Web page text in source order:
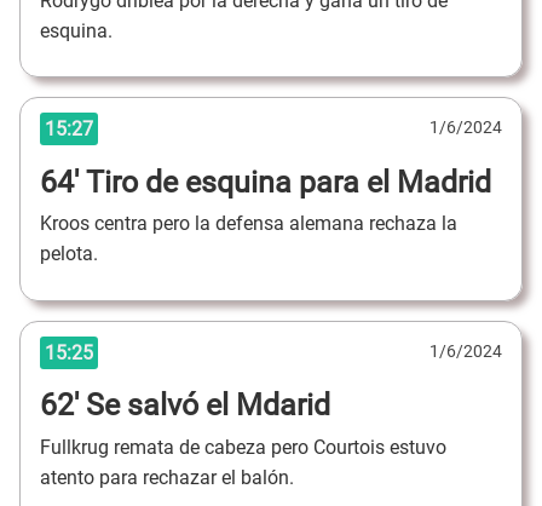
esquina.
15:27 1/6/2024
64' Tiro de esquina para el Madrid
Kroos centra pero la defensa alemana rechaza la
pelota.
15:25 1/6/2024
62' Se salvó el Mdarid
Fullkrug remata de cabeza pero Courtois estuvo
atento para rechazar el balón.